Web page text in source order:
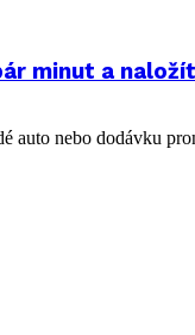
minut a
auto nebo dodávku